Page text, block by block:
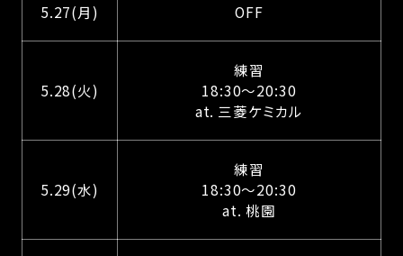
5.27(月) OFF
5.28(火)
練習
18:30～20:30
at. 三菱ケミカル
5.29(水)
練習
18:30～20:30
at. 桃園